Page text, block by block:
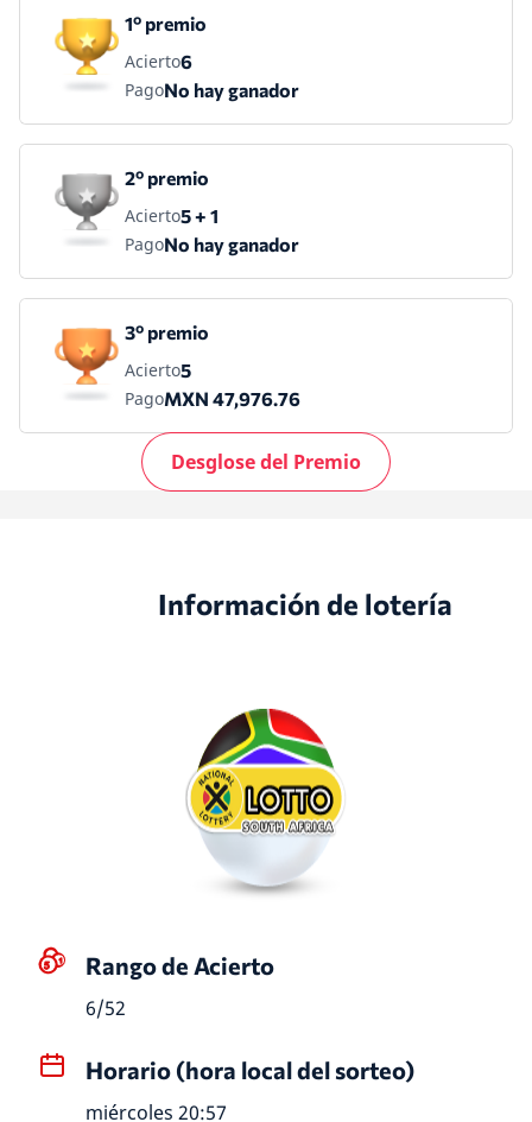
1º premio
Acierto6
PagoNo hay ganador
2º premio
Acierto5 + 1
PagoNo hay ganador
3º premio
Acierto5
PagoMXN 47,976.76
Desglose del Premio
Información de lotería
Rango de Acierto
6/52
Horario (hora local del sorteo)
miércoles 20:57